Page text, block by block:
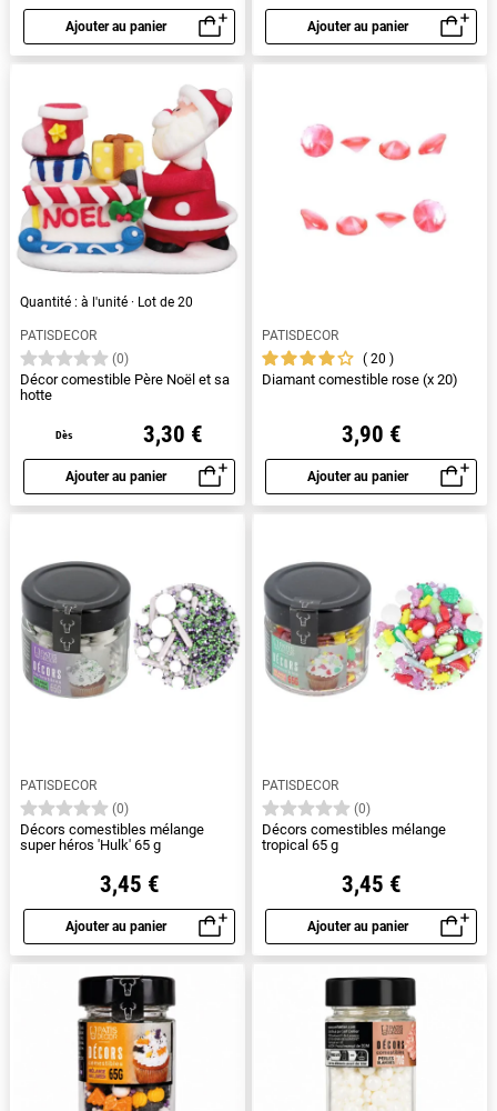
Ajouter au panier
Aperçu rapide
Ajouter au panier
Aperçu rapide
Quantité : à l'unité · Lot de 20
PATISDECOR
(0)
Décor comestible Père Noël et sa
hotte
Dès 3,30 €
Ajouter au panier
Aperçu rapide
PATISDECOR
20
Diamant comestible rose (x 20)
3,90 €
Ajouter au panier
Aperçu rapide
PATISDECOR
(0)
Décors comestibles mélange
super héros 'Hulk' 65 g
3,45 €
Ajouter au panier
Aperçu rapide
PATISDECOR
(0)
Décors comestibles mélange
tropical 65 g
3,45 €
Ajouter au panier
Aperçu rapide